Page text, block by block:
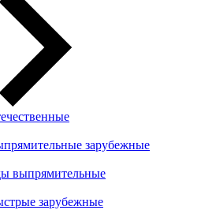
зарубежные
выпрямительные
зарубежные